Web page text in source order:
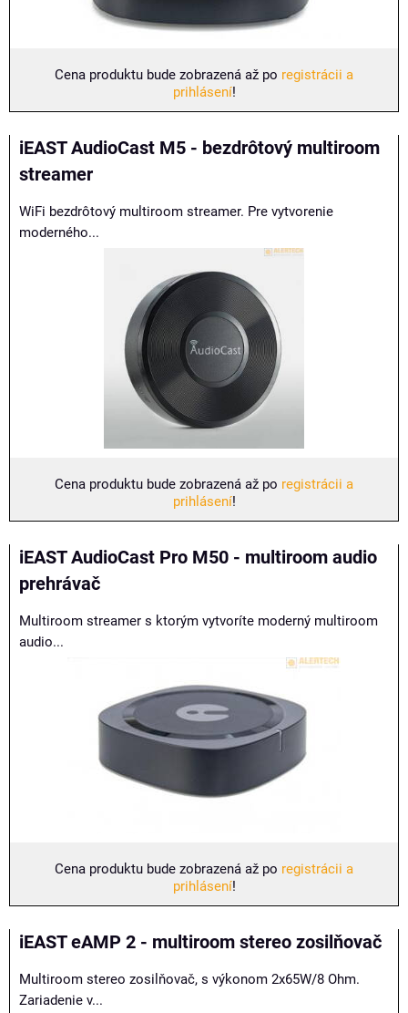
Cena produktu bude zobrazená až po registrácii a
prihlásení!
iEAST AudioCast M5 - bezdrôtový multiroom
streamer
WiFi bezdrôtový multiroom streamer. Pre vytvorenie
moderného...
Cena produktu bude zobrazená až po registrácii a
prihlásení!
iEAST AudioCast Pro M50 - multiroom audio
prehrávač
Multiroom streamer s ktorým vytvoríte moderný multiroom
audio...
Cena produktu bude zobrazená až po registrácii a
prihlásení!
iEAST eAMP 2 - multiroom stereo zosilňovač
Multiroom stereo zosilňovač, s výkonom 2x65W/8 Ohm.
Zariadenie v...